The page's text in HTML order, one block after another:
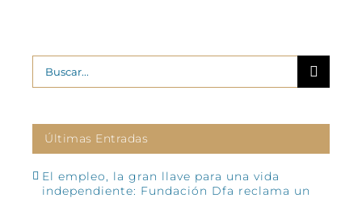
Buscar:
Últimas Entradas
El empleo, la gran llave para una vida
independiente: Fundación Dfa reclama un